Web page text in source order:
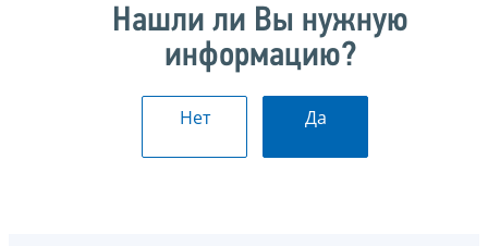
Нашли ли Вы нужную
информацию?
Нет Да